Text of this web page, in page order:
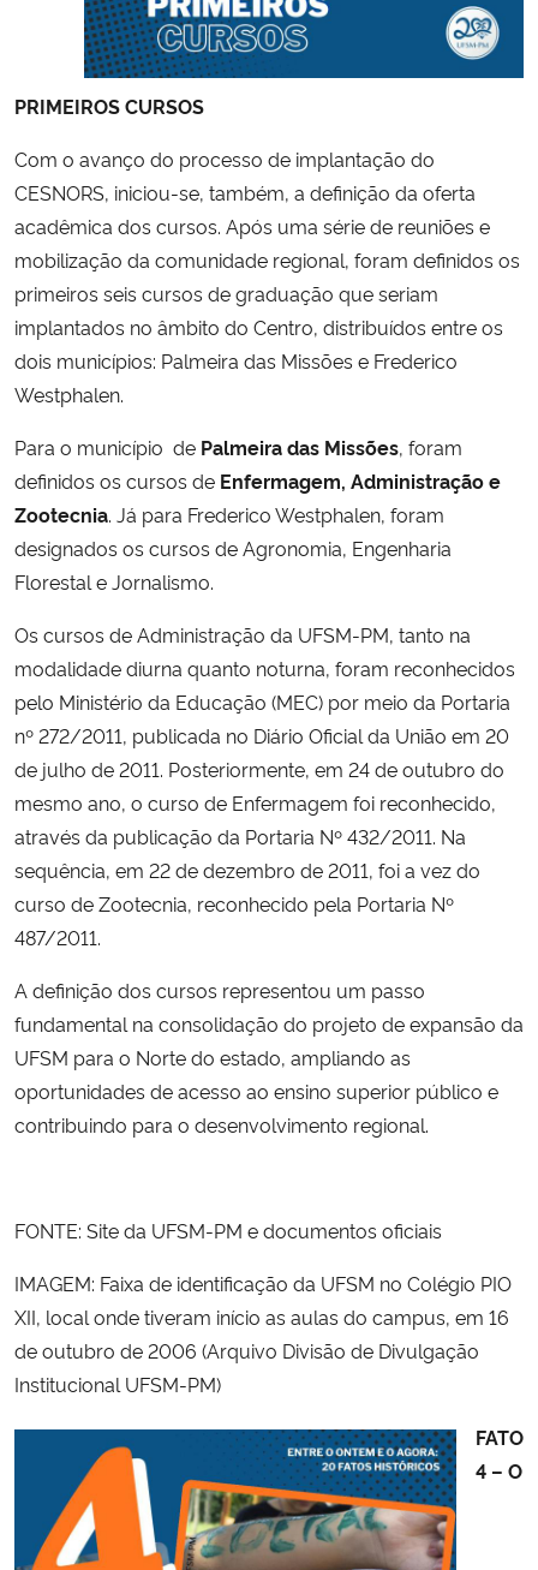
PRIMEIROS CURSOS
Com o avanço do processo de implantação do
CESNORS, iniciou-se, também, a definição da oferta
acadêmica dos cursos. Após uma série de reuniões e
mobilização da comunidade regional, foram definidos os
primeiros seis cursos de graduação que seriam
implantados no âmbito do Centro, distribuídos entre os
dois municípios: Palmeira das Missões e Frederico
Westphalen.
Para o município de Palmeira das Missões, foram
definidos os cursos de Enfermagem, Administração e
Zootecnia. Já para Frederico Westphalen, foram
designados os cursos de Agronomia, Engenharia
Florestal e Jornalismo.
Os cursos de Administração da UFSM-PM, tanto na
modalidade diurna quanto noturna, foram reconhecidos
pelo Ministério da Educação (MEC) por meio da Portaria
nº 272/2011, publicada no Diário Oficial da União em 20
de julho de 2011. Posteriormente, em 24 de outubro do
mesmo ano, o curso de Enfermagem foi reconhecido,
através da publicação da Portaria Nº 432/2011. Na
sequência, em 22 de dezembro de 2011, foi a vez do
curso de Zootecnia, reconhecido pela Portaria Nº
487/2011.
A definição dos cursos representou um passo
fundamental na consolidação do projeto de expansão da
UFSM para o Norte do estado, ampliando as
oportunidades de acesso ao ensino superior público e
contribuindo para o desenvolvimento regional.
FONTE: Site da UFSM-PM e documentos oficiais
IMAGEM: Faixa de identificação da UFSM no Colégio PIO
XII, local onde tiveram início as aulas do campus, em 16
de outubro de 2006 (Arquivo Divisão de Divulgação
Institucional UFSM-PM)
FATO
4 – O